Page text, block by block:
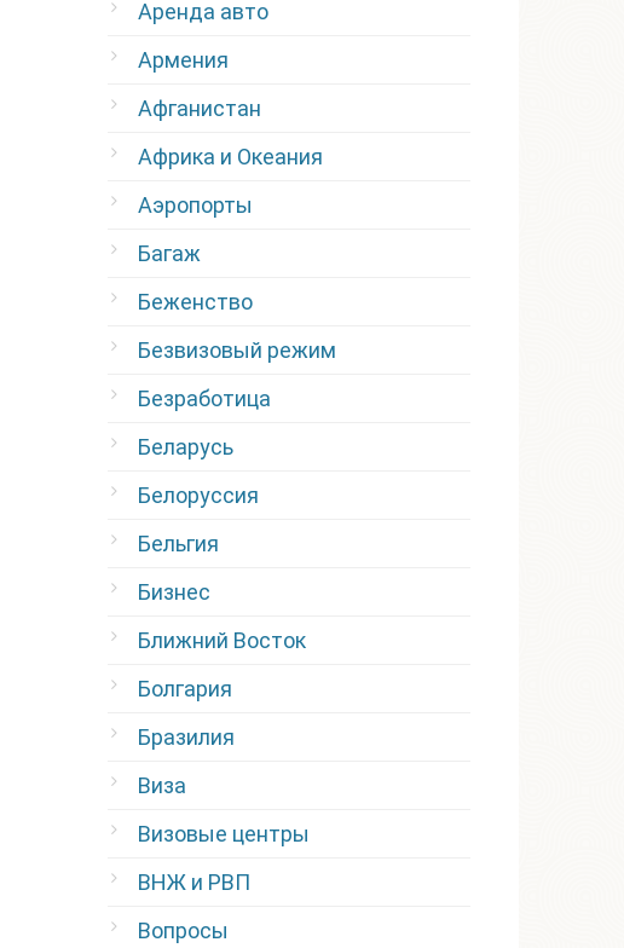
Аренда авто
Армения
Афганистан
Африка и Океания
Аэропорты
Багаж
Беженство
Безвизовый режим
Безработица
Беларусь
Белоруссия
Бельгия
Бизнес
Ближний Восток
Болгария
Бразилия
Виза
Визовые центры
ВНЖ и РВП
Вопросы